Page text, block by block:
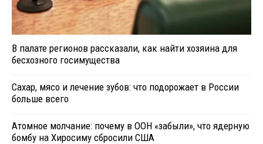
В палате регионов рассказали, как найти хозяина для
бесхозного госимущества
Сахар, мясо и лечение зубов: что подорожает в России
больше всего
Атомное молчание: почему в ООН «забыли», что ядерную
бомбу на Хиросиму сбросили США